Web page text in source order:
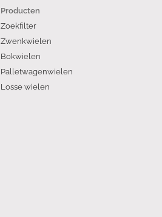
Producten
Zoekfilter
Zwenkwielen
Bokwielen
Palletwagenwielen
Losse wielen